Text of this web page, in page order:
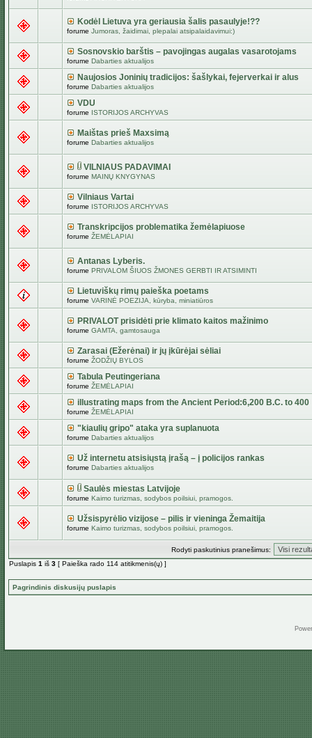
Kodėl Lietuva yra geriausia šalis pasaulyje!??
forume Jumoras, žaidimai, plepalai atsipalaidavimui:)
Sosnovskio barštis – pavojingas augalas vasarotojams
forume Dabarties aktualijos
Naujosios Joninių tradicijos: šašlykai, fejerverkai ir alus
forume Dabarties aktualijos
VDU
forume ISTORIJOS ARCHYVAS
Maištas prieš Maxsimą
forume Dabarties aktualijos
VILNIAUS PADAVIMAI
forume MAINŲ KNYGYNAS
Vilniaus Vartai
forume ISTORIJOS ARCHYVAS
Transkripcijos problematika žemėlapiuose
forume ŽEMĖLAPIAI
Antanas Lyberis.
forume PRIVALOM ŠIUOS ŽMONES GERBTI IR ATSIMINTI
Lietuviškų rimų paieška poetams
forume VARINĖ POEZIJA, kūryba, miniatiūros
PRIVALOT prisidėti prie klimato kaitos mažinimo
forume GAMTA, gamtosauga
Zarasai (Ežerėnai) ir jų įkūrėjai sėliai
forume ŽODŽIŲ BYLOS
Tabula Peutingeriana
forume ŽEMĖLAPIAI
illustrating maps from the Ancient Period:6,200 B.C. to 400
forume ŽEMĖLAPIAI
"kiaulių gripo" ataka yra suplanuota
forume Dabarties aktualijos
Už internetu atsisiųstą įrašą – į policijos rankas
forume Dabarties aktualijos
Saulės miestas Latvijoje
forume Kaimo turizmas, sodybos poilsiui, pramogos.
Užsispyrėlio vizijose – pilis ir vieninga Žemaitija
forume Kaimo turizmas, sodybos poilsiui, pramogos.
Rodyti paskutinius pranešimus:
Puslapis 1 iš 3 [ Paieška rado 114 atitikmenis(ų) ]
Pagrindinis diskusijų puslapis